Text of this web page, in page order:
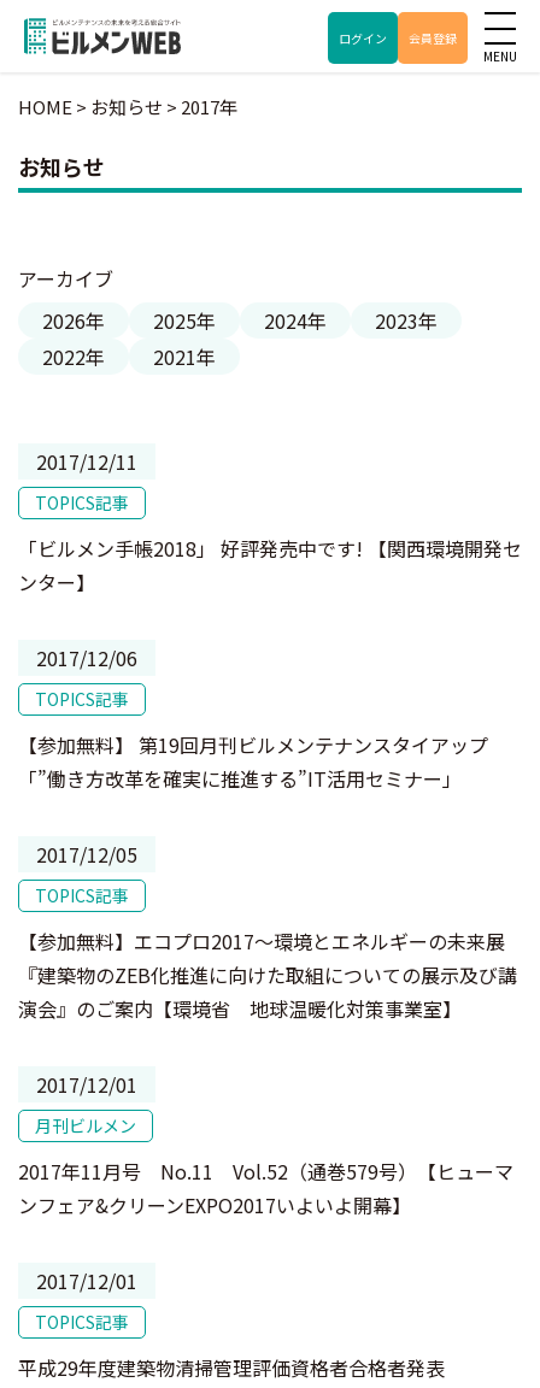
ログイン 会員登録
HOME > お知らせ > 2017年
お知らせ
アーカイブ
2026年
2025年 2024年
2023年
2022年
2021年
2017/12/11
TOPICS記事
「ビルメン手帳2018」 好評発売中です! 【関西環境開発セ
ンター】
2017/12/06
TOPICS記事
【参加無料】 第19回月刊ビルメンテナンスタイアップ
「”働き方改革を確実に推進する”IT活用セミナー」
2017/12/05
TOPICS記事
【参加無料】エコプロ2017～環境とエネルギーの未来展
『建築物のZEB化推進に向けた取組についての展示及び講
演会』のご案内【環境省 地球温暖化対策事業室】
2017/12/01
月刊ビルメン
2017年11月号 No.11 Vol.52（通巻579号）【ヒューマ
ンフェア&クリーンEXPO2017いよいよ開幕】
2017/12/01
TOPICS記事
平成29年度建築物清掃管理評価資格者合格者発表